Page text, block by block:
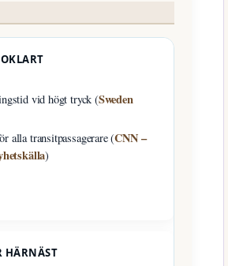
vid högt tryck (Sweden
alla transitpassagerare (CNN –
)
HÄRNÄST